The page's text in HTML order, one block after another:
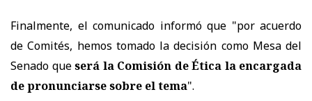
Finalmente, el comunicado informó que "por acuerdo
de Comités, hemos tomado la decisión como Mesa del
Senado queserá la Comisión de Ética la encargada
de pronunciarse sobre el tema".